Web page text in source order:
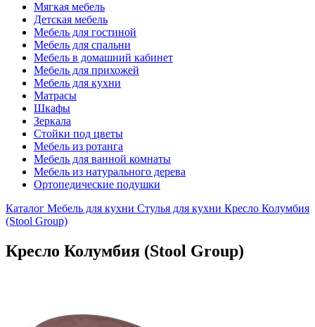
Мягкая мебель
Детская мебель
Мебель для гостиной
Мебель для спальни
Мебель в домашний кабинет
Мебель для прихожей
Мебель для кухни
Матрасы
Шкафы
Зеркала
Стойки под цветы
Мебель из ротанга
Мебель для ванной комнаты
Мебель из натурального дерева
Ортопедические подушки
Каталог Мебель для кухни Стулья для кухни Кресло Колумбия
(Stool Group)
Кресло Колумбия (Stool Group)